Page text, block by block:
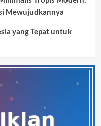
Mewujudkannya
yang Tepat untuk